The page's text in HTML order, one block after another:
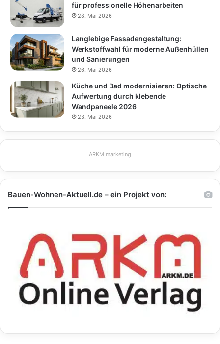
für professionelle Höhenarbeiten
28. Mai 2026
Langlebige Fassadengestaltung:
Werkstoffwahl für moderne Außenhüllen
und Sanierungen
26. Mai 2026
Küche und Bad modernisieren: Optische
Aufwertung durch klebende
Wandpaneele 2026
23. Mai 2026
ARKM.marketing
Bauen-Wohnen-Aktuell.de – ein Projekt von: